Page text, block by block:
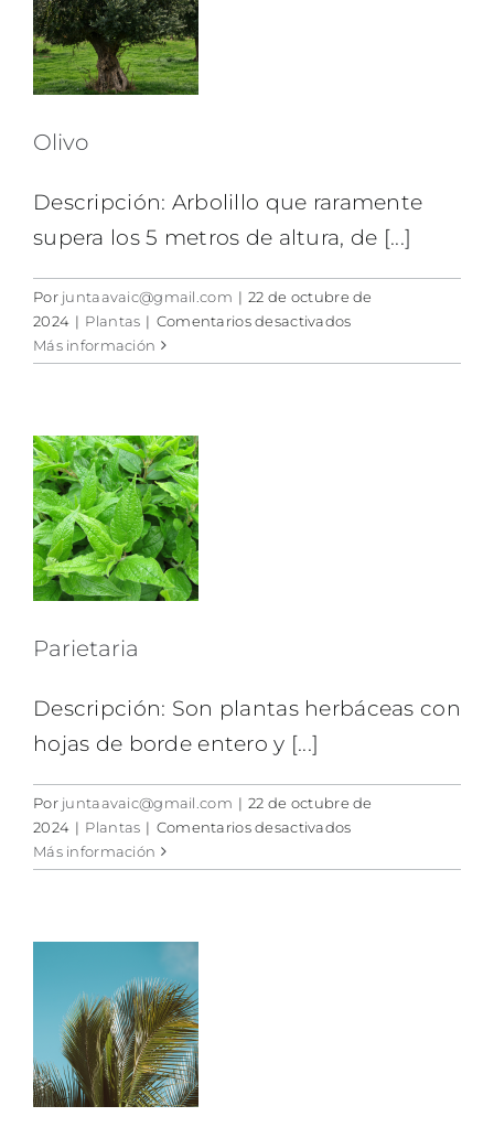
Olivo
Descripción: Arbolillo que raramente
supera los 5 metros de altura, de [...]
Por juntaavaic@gmail.com | 22 de octubre de
2024 | Plantas | Comentarios desactivadosen
Más información
Parietaria
Descripción: Son plantas herbáceas con
hojas de borde entero y [...]
Por juntaavaic@gmail.com | 22 de octubre de
2024 | Plantas | Comentarios desactivadosen
Más información